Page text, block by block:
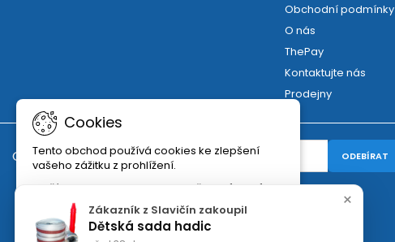
Obchodní podmínky
O nás
ThePay
Kontaktujte nás
Prodejny
Cookies
Tento obchod používá cookies ke zlepšení
vašeho zážitku z prohlížení.
Další informace naleznete v našich
Zásadách
ochrany osobních údajů
Exit
ODBĚR NOVINEK
×
Zákazník z Slavičín zakoupil
Dětská sada hadic